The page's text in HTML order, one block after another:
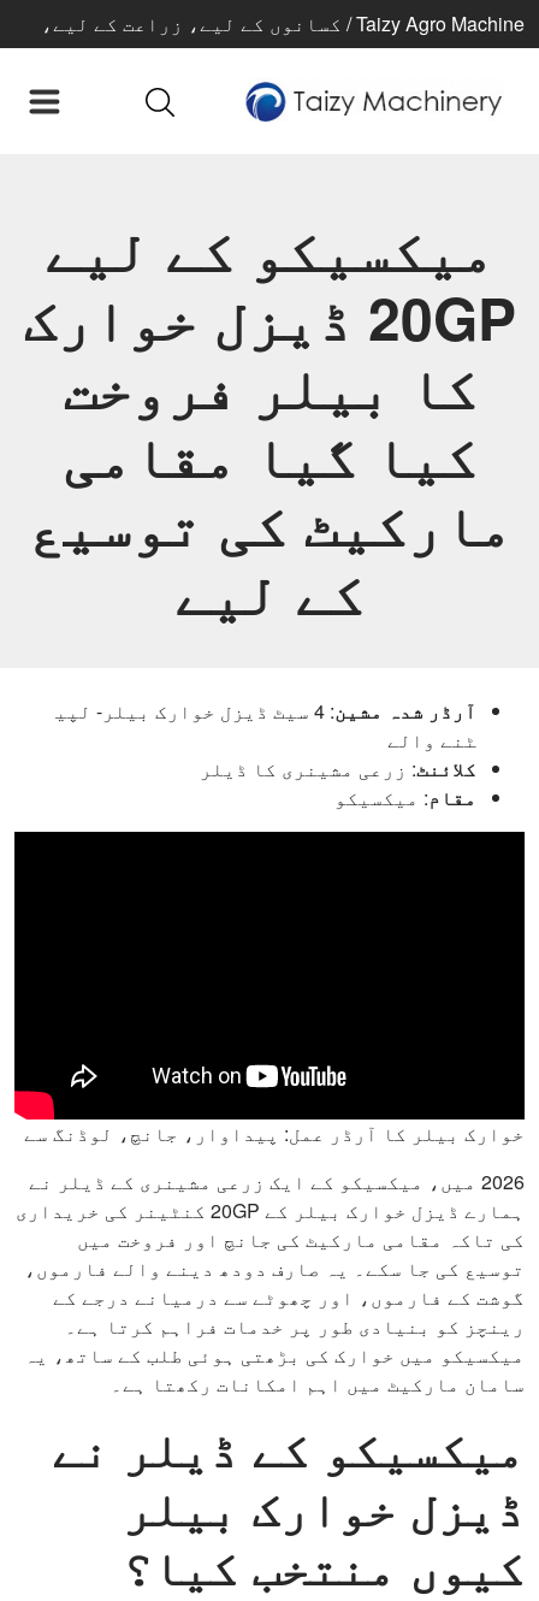
Taizy Agro Machine / کسانوں کے لیے، زراعت کے لیے،
میکسیکو کے لیے
20GP ڈیزل خوارک
کا بیلر فروخت
کیا گیا مقامی
مارکیٹ کی توسیع
کے لیے
آرڈر شدہ مشین
: 4 سیٹ ڈیزل خوارک بیلر- لپی
ٹنے والے
کلائنٹ: زرعی مشینری کا ڈیلر
مقام: میکسیکو
خوارک بیلر کا آرڈر عمل: پیداوار، جانچ، لوڈنگ سے
2026 میں، میکسیکو کے ایک زرعی مشینری کے ڈیلر نے
ہمارے ڈیزل خوارک بیلر کے 20GP کنٹینر کی خریداری
کی تاکہ مقامی مارکیٹ کی جانچ اور فروخت میں
توسیع کی جا سکے۔ یہ صارف دودھ دینے والے فارموں،
گوشت کے فارموں، اور چھوٹے سے درمیانے درجے کے
رینچز کو بنیادی طور پر خدمات فراہم کرتا ہے۔
میکسیکو میں خوارک کی بڑھتی ہوئی طلب کے ساتھ، یہ
سامان مارکیٹ میں اہم امکانات رکھتا ہے۔
میکسیکو کے ڈیلر نے
ڈیزل خوارک بیلر
کیوں منتخب کیا؟